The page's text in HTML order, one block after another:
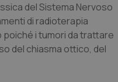
del Sistema Nervoso
di radioterapia
i tumori da trattare
del chiasma ottico, del